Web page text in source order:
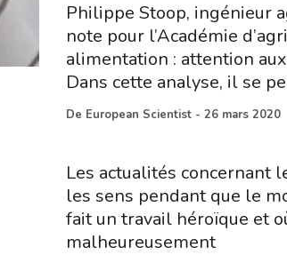
Philippe Stoop, ingénieur
note pour l’Académie
alimentation : attention
Dans cette analyse, il se
De European Scientist -26 mars 2020
Les actualités concernant
les sens pendant que le
fait un travail héroïque et
malheureusement